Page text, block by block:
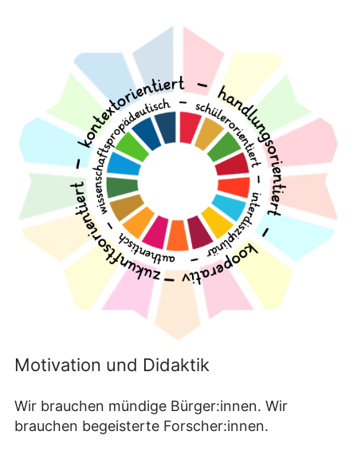
Motivation und Didaktik
Wir brauchen mündige Bürger:innen. Wir
brauchen begeisterte Forscher:innen.